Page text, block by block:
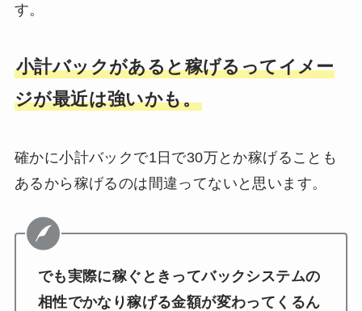
す。
小計バックがあると稼げるってイメー
ジが最近は強いかも。
確かに小計バックで1日で30万とか稼げることも
あるから稼げるのは間違ってないと思います。
でも実際に稼ぐときってバックシステムの
相性でかなり稼げる金額が変わってくるん